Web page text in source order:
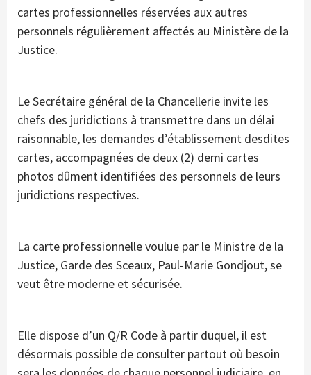
cartes professionnelles réservées aux autres
personnels régulièrement affectés au Ministère de la
Justice.
Le Secrétaire général de la Chancellerie invite les
chefs des juridictions à transmettre dans un délai
raisonnable, les demandes d’établissement desdites
cartes, accompagnées de deux (2) demi cartes
photos dûment identifiées des personnels de leurs
juridictions respectives.
La carte professionnelle voulue par le Ministre de la
Justice, Garde des Sceaux, Paul-Marie Gondjout, se
veut être moderne et sécurisée.
Elle dispose d’un Q/R Code à partir duquel, il est
désormais possible de consulter partout où besoin